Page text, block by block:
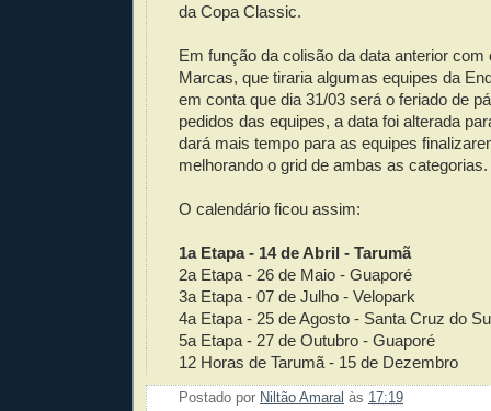
da Copa Classic.
Em função da colisão da data anterior com
Marcas, que tiraria algumas equipes da
em conta que dia 31/03 será o feriado de
pedidos das equipes, a data foi alterada
dará mais tempo para as equipes
melhorando o grid de ambas as categorias.
O calendário ficou assim:
1a Etapa - 14 de Abril - Tarumã
2a Etapa - 26 de Maio - Guaporé
3a Etapa - 07 de Julho - Velopark
4a Etapa - 25 de Agosto - Santa Cruz do
5a Etapa - 27 de Outubro - Guaporé
12 Horas de Tarumã - 15 de Dezembro
Postado por Niltão Amaral às 17:19